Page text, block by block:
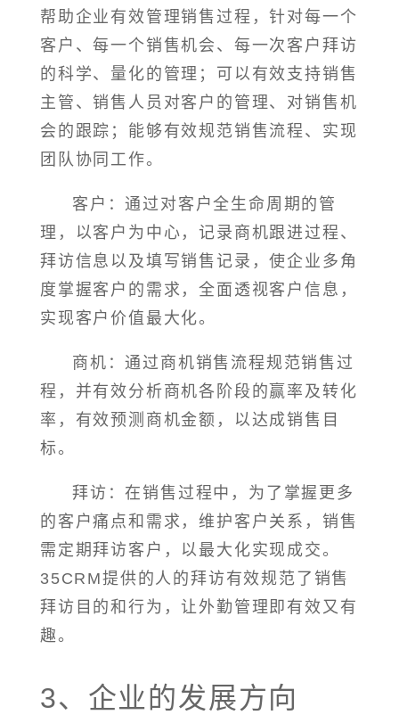
帮助企业有效管理销售过程，针对每一个
客户、每一个销售机会、每一次客户拜访
的科学、量化的管理；可以有效支持销售
主管、销售人员对客户的管理、对销售机
会的跟踪；能够有效规范销售流程、实现
团队协同工作。
客户：通过对客户全生命周期的管
理，以客户为中心，记录商机跟进过程、
拜访信息以及填写销售记录，使企业多角
度掌握客户的需求，全面透视客户信息，
实现客户价值最大化。
商机：通过商机销售流程规范销售过
程，并有效分析商机各阶段的赢率及转化
率，有效预测商机金额，以达成销售目
标。
拜访：在销售过程中，为了掌握更多
的客户痛点和需求，维护客户关系，销售
需定期拜访客户，以最大化实现成交。
35CRM提供的人的拜访有效规范了销售
拜访目的和行为，让外勤管理即有效又有
趣。
3、企业的发展方向